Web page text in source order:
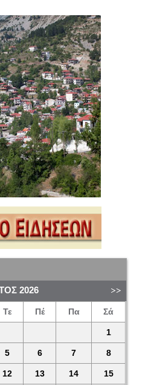
2026
Τε Πέ Πα Σά
1
5 6 7 8
12 13 14 15